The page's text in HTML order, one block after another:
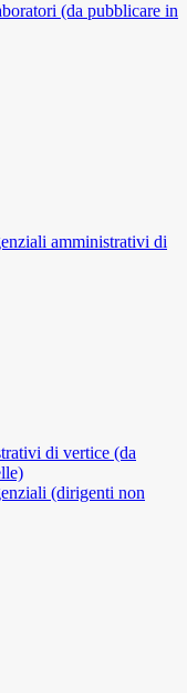
(da pubblicare in
amministrativi di
di vertice (da
(dirigenti non